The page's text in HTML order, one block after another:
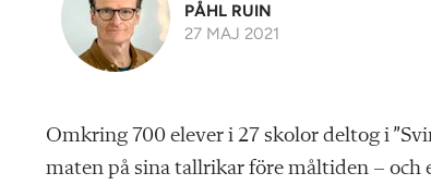
PÅHL RUIN
27 MAJ 2021
Omkring 700 elever i 27 skolor deltog i
maten på sina tallrikar före måltiden –